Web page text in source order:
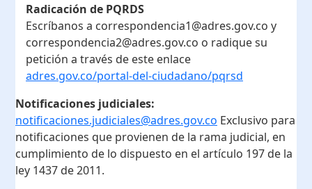
Radicación de PQRDS
Escríbanos a correspondencia1@adres.gov.co y
correspondencia2@adres.gov.co o radique su
petición a través de este enlace
adres.gov.co/portal-del-ciudadano/pqrsd
Notificaciones judiciales:
notificaciones.judiciales@adres.gov.co Exclusivo para
notificaciones que provienen de la rama judicial, en
cumplimiento de lo dispuesto en el artículo 197 de la
ley 1437 de 2011.